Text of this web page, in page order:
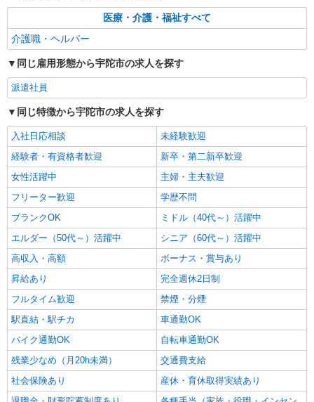
医療・介護・福祉すべて
介護職・ヘルパー
同じ雇用形態から宇陀市の求人を探す
派遣社員
同じ特徴から宇陀市の求人を探す
入社日応相談
未経験歓迎
経験者・有資格者歓迎
新卒・第二新卒歓迎
女性活躍中
主婦・主夫歓迎
フリーター歓迎
学歴不問
ブランクOK
ミドル（40代～）活躍中
エルダー（50代～）活躍中
シニア（60代～）活躍中
高収入・高額
ボーナス・賞与あり
昇給あり
完全週休2日制
フルタイム歓迎
禁煙・分煙
駅直結・駅チカ
車通勤OK
バイク通勤OK
自転車通勤OK
残業少なめ（月20h未満）
交通費支給
社会保険あり
産休・育休取得実績あり